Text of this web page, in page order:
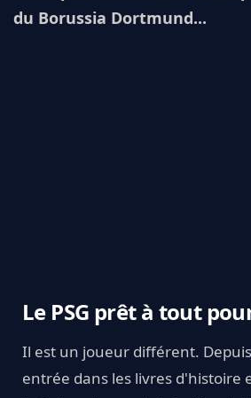
du Borussia Dortmund...
Le PSG prêt à tout
Il est un joueur différent.
entrée dans les livres d'histoire